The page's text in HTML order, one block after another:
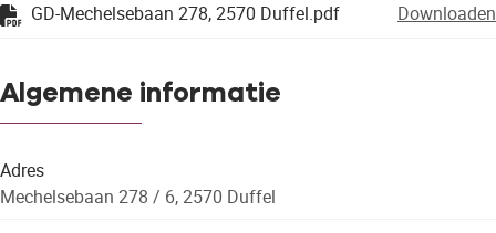
GD-Mechelsebaan 278, 2570 Duffel.pdf
Downloaden
Algemene informatie
Adres
Mechelsebaan 278 / 6, 2570 Duffel